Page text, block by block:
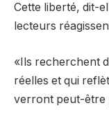
Cette liberté, dit-
lecteurs
«Ils recherchent
réelles et qui
verront peut-être